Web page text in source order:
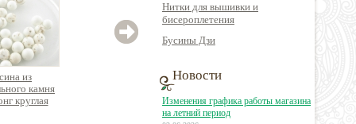
из
камня
круглая
Бусина из
натурального
минерала гематит
крестик
кварц голтовка с
Нитки для вышивки и
бисероплетения
Бусины Дзи
Новости
Изменения графика работы магазина
на летний период